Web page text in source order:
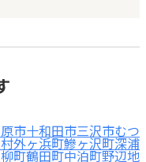
市十和田市三沢市むつ
外ヶ浜町鰺ヶ沢町深浦
町鶴田町中泊町野辺地